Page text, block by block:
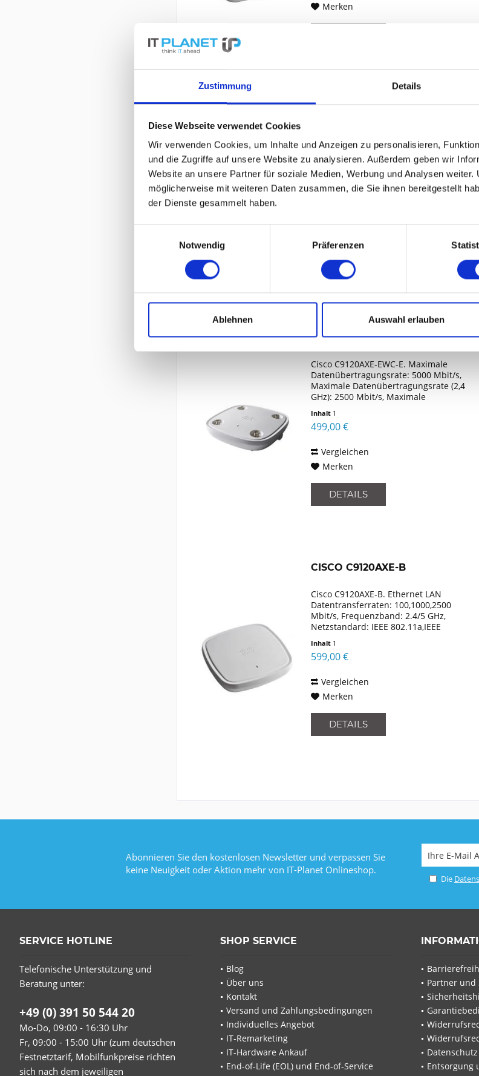
Zustimmung Details
Diese Webseite verwendet Cookies
Wir verwenden Cookies, um Inhalte und Anzeigen zu personalisieren,
und die Zugriffe auf unsere Website zu analysieren. Außerdem geben wir
Website an unsere Partner für soziale Medien, Werbung und Analysen
möglicherweise mit weiteren Daten zusammen, die Sie ihnen bereitgestellt
der Dienste gesammelt haben.
Notwendig
Präferenzen
Ablehnen Auswahl erlauben
Merken
CISCO C9120AXE-F
Kabel - Bluetooth 5.0
Preis auf Anfrage
Vergleichen
DETAILS
CISCO C9120AXE-EWC-E
Cisco C9120AXE-EWC-E. Maximale
Datenübertragungsrate: 5000 Mbit/s,
Maximale Datenübertragungsrate (2,4
GHz): 2500 Mbit/s, Maximale
Mbit/s. Unterstützte
Sicherheitsalgorithmen: AES, EAP, EAP-
Inhalt 1
499,00 €
Vergleichen
Merken
DETAILS
CISCO C9120AXE-B
Cisco C9120AXE-B. Ethernet LAN
Datentransferraten: 100,1000,2500
Mbit/s, Frequenzband: 2.4/5 GHz,
Netzstandard: IEEE 802.11a,IEEE
802.11b,IEEE 802.11g,IEEE 802.11n,IEEE
802.3,IEEE.... Unterstützte...
Inhalt 1
599,00 €
Vergleichen
Merken
DETAILS
Abonnieren Sie den kostenlosen Newsletter und verpassen Sie
keine Neuigkeit oder Aktion mehr von IT-Planet Onlineshop.
Die
SERVICE HOTLINE
Telefonische Unterstützung und
Beratung unter:
+49 (0) 391 50 544 20
Mo-Do, 09:00 - 16:30 Uhr
Fr, 09:00 - 15:00 Uhr (zum deutschen
Festnetztarif, Mobilfunkpreise richten
sich nach dem jeweiligen
SHOP SERVICE
Blog
Über uns
Kontakt
Versand und Zahlungsbedingungen
Individuelles Angebot
IT-Remarketing
IT-Hardware Ankauf
End-of-Life (EOL) und End-of-Service
Partner und
Datenschutz
Entsorgung